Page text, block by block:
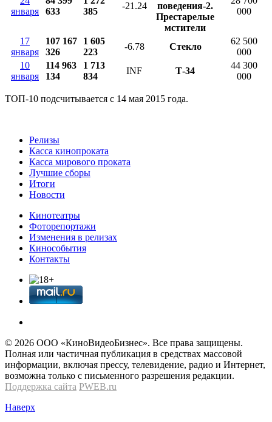
января
633
385
-21.24
поведения-2.
Престарелые
мстители
000
17
января
107 167
326
1 605
223
-6.78 Стекло
62 500
000
10
января
114 963
134
1 713
834
INF Т-34
44 300
000
ТОП-10 подсчитывается с 14 мая 2015 года.
Релизы
Касса кинопроката
Касса мирового проката
Лучшие сборы
Итоги
Новости
Кинотеатры
Фоторепортажи
Изменения в релизах
Кинособытия
Контакты
© 2026 OOО «КиноВидеоБизнес». Все права защищены.
Полная или частичная публикация в средствах массовой
информации, включая прессу, телевидение, радио и Интернет,
возможна только с письменного разрешения редакции.
Поддержка сайта PWEB.ru
Наверх